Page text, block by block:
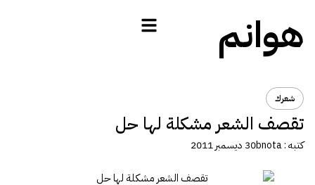
هوانم
شعرك
تقصف الشعر مشكلة لها حل
كتبه :bnota30 ديسمبر 2011